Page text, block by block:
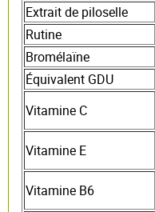
Extrait de piloselle
Rutine
Bromélaïne
Équivalent GDU
Vitamine C
Vitamine E
Vitamine B6